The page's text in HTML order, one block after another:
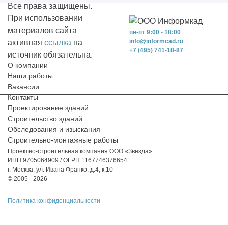
пн-пт 9:00 - 18:00
+7 (495) 741-18-87
info@informcad.ru
О компании
Наши работы
Вакансии
Контакты
Проектирование зданий
Строительство зданий
Обследования и изыскания
Строительно-монтажные работы
Проектно-строительная компания ООО «Звезда»
ИНН 9705064909 / ОГРН 1167746376654
г. Москва, ул. Ивана Франко, д.4, к.10
© 2005 - 2026
Политика конфиденциальности
Все права защищены.
При использовании
материалов сайта
активная ссылка на
источник обязательна.